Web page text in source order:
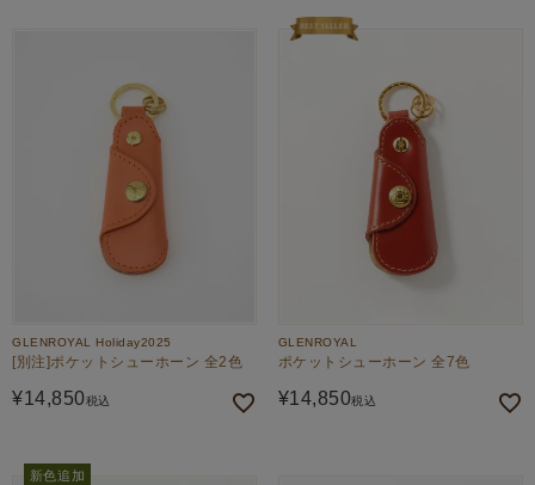
GLENROYAL Holiday2025
[別注]ポケットシューホーン 全2色
¥14,850税込
GLENROYAL
ポケットシューホーン 全7色
¥14,850税込
新色追加